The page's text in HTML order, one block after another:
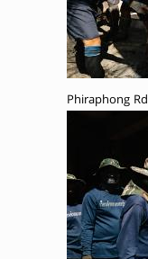
Phiraphong Rd